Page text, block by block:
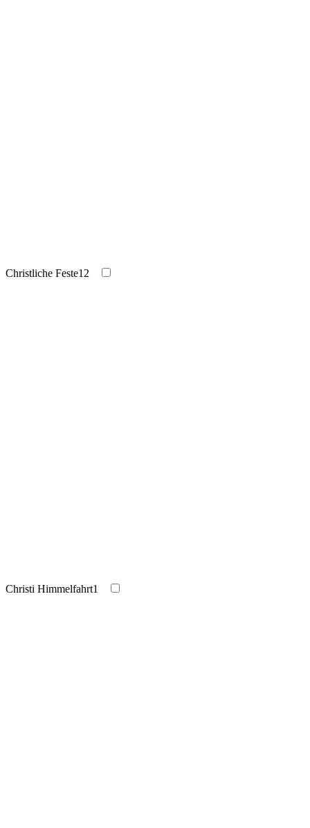
Christliche Feste12
Christi Himmelfahrt1